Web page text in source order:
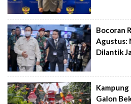
Bocoran
Agustus:
Dilantik
Kampung
Galon